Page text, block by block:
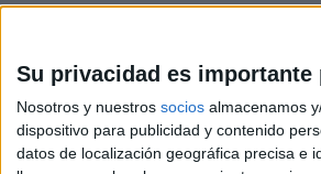
Su privacidad es importante
Nosotros y nuestros socios almacenamos
dispositivo para publicidad y contenido
datos de localización geográfica precisa e
Comunicados
Vídeos (on boards)
Redes Sociales